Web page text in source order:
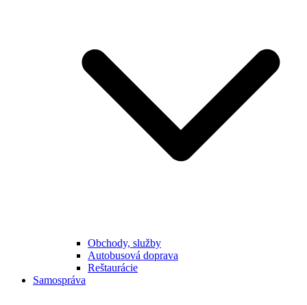
Obchody, služby
Autobusová doprava
Reštaurácie
Samospráva